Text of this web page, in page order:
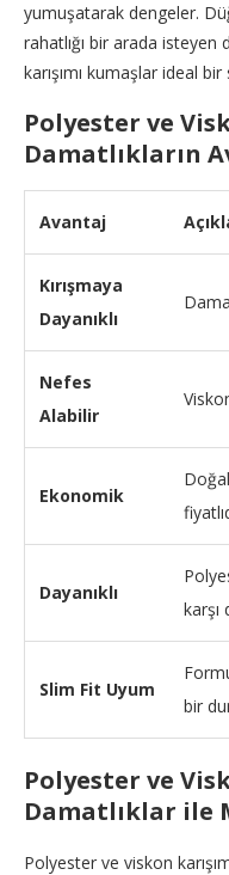
yumuşatarak dengeler.
rahatlığı bir arada
karışımı kumaşlar ideal
Polyester ve
Damatlıkların
Avantaj
Kırışmaya
Dayanıklı
Nefes
Alabilir
Ekonomik
Dayanıklı
karşı
Slim Fit Uyum
bir
Polyester ve
Damatlıklar ile
Polyester ve viskon